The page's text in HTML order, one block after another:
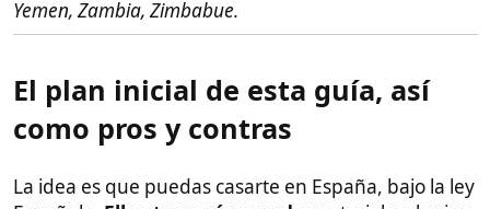
incluso para que ella trabaje en Europa y consiga el
pasaporte Español, y con ello poder viajar juntos a la
visados o sin visados problemáticos.
Si la cosa va mal,siemprepodréis divorciaros
que al solo estar casados en España, la ley te lo
permite.